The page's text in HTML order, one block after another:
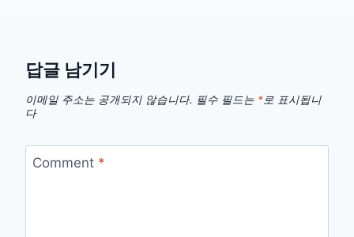
답글 남기기
이메일 주소는 공개되지 않습니다. 필수 필드는 *로 표시됩니
다
Comment *